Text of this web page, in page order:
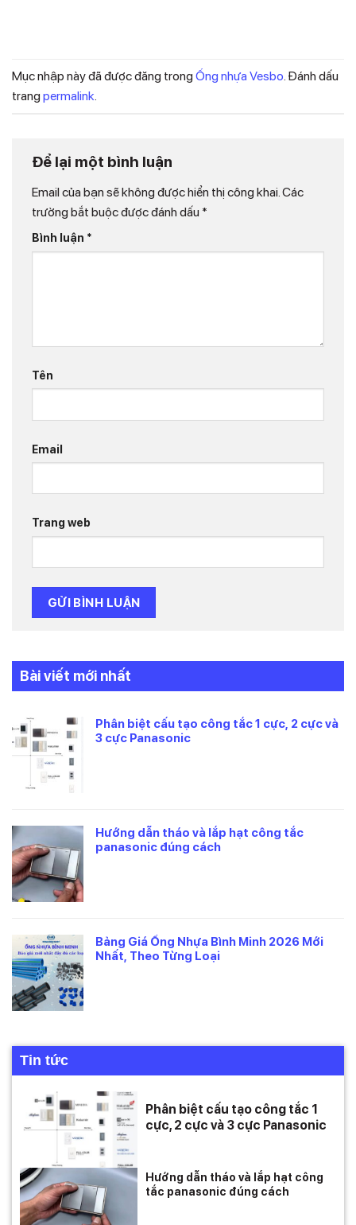
Mục nhập này đã được đăng trong Ống nhựa Vesbo . Đánh dấu
trang permalink
Để lại một bình luận
Email của bạn sẽ không được hiển thị công khai.Các
trường bắt buộc được đánh dấu *
Bình luận *
Tên
Email
Trang web
Bài viết mới nhất
Phân biệt cấu tạo công tắc 1 cực, 2 cực và
3 cực Panasonic
Hướng dẫn tháo và lắp hạt công tắc
panasonic đúng cách
Bảng Giá Ống Nhựa Bình Minh 2026 Mới
Nhất, Theo Từng Loại
Tin tức
Phân biệt cấu tạo công tắc 1
cực, 2 cực và 3 cực Panasonic
Hướng dẫn tháo và lắp hạt công
tắc panasonic đúng cách